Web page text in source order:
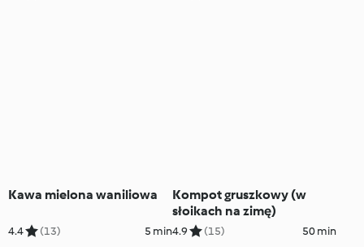
Kawa mielona waniliowa
4.4 (13) 5 min
Kompot gruszkowy (w
słoikach na zimę)
4.9 (15) 50 min